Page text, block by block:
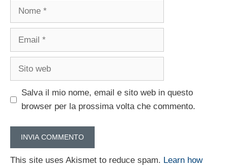
Nome
Email
Sito
Salva il mio nome, email e sito web in questo
browser per la prossima volta che commento.
This site uses Akismet to reduce spam. Learn how